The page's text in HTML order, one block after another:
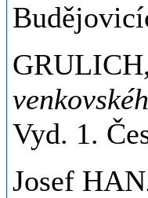
Vyd. 1.
Josef